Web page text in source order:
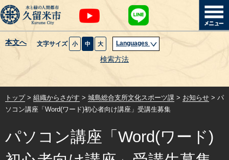
本文へ 文字サイズ 小 中 大 Languages
検索方法
暮らし・届出
健康・医療・福祉
観光魅力・イベント
トップ> 組織からさがす > 城島総合支所文化スポーツ課 > お知らせ > パ
ソコン講座「Word(ワード)初心者向け講座」受講生募集
パソコン講座「Word(ワード)